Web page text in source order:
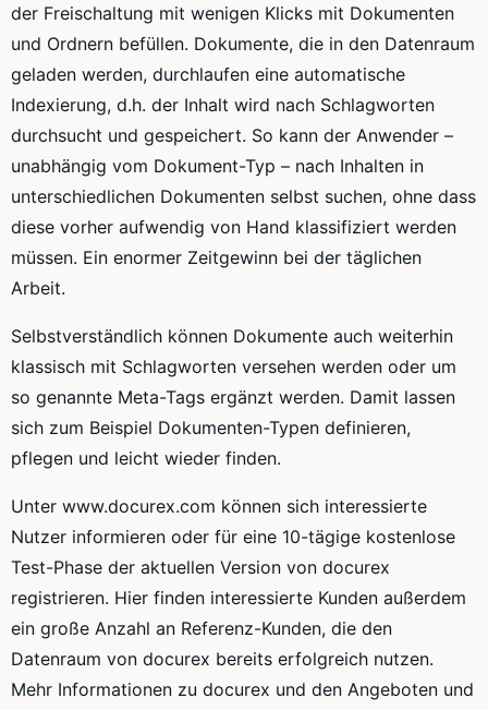
der Freischaltung mit wenigen Klicks mit Dokumenten
und Ordnern befüllen. Dokumente, die in den Datenraum
geladen werden, durchlaufen eine automatische
Indexierung, d.h. der Inhalt wird nach Schlagworten
durchsucht und gespeichert. So kann der Anwender –
unabhängig vom Dokument-Typ – nach Inhalten in
unterschiedlichen Dokumenten selbst suchen, ohne dass
diese vorher aufwendig von Hand klassifiziert werden
müssen. Ein enormer Zeitgewinn bei der täglichen
Arbeit.
Selbstverständlich können Dokumente auch weiterhin
klassisch mit Schlagworten versehen werden oder um
so genannte Meta-Tags ergänzt werden. Damit lassen
sich zum Beispiel Dokumenten-Typen definieren,
pflegen und leicht wieder finden.
Unter www.docurex.com können sich interessierte
Nutzer informieren oder für eine 10-tägige kostenlose
Test-Phase der aktuellen Version von docurex
registrieren. Hier finden interessierte Kunden außerdem
ein große Anzahl an Referenz-Kunden, die den
Datenraum von docurex bereits erfolgreich nutzen.
Mehr Informationen zu docurex und den Angeboten und